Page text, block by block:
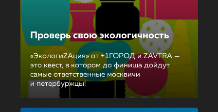
Проверь свою экологичность
«ЭкологиZAция» от +1ГОРОД и ZAVTRA —
это квест, в котором до финиша дойдут
самые ответственные москвичи
и петербуржцы!